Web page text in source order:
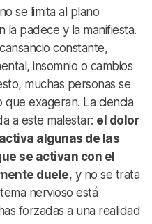
se limita al plano
la padece y la manifiesta.
constante,
insomnio o cambios
muchas personas se
exageran. La ciencia
a este malestar: el dolor
algunas de las
se activan con el
duele, y no se trata
nervioso está
forzadas a una realidad